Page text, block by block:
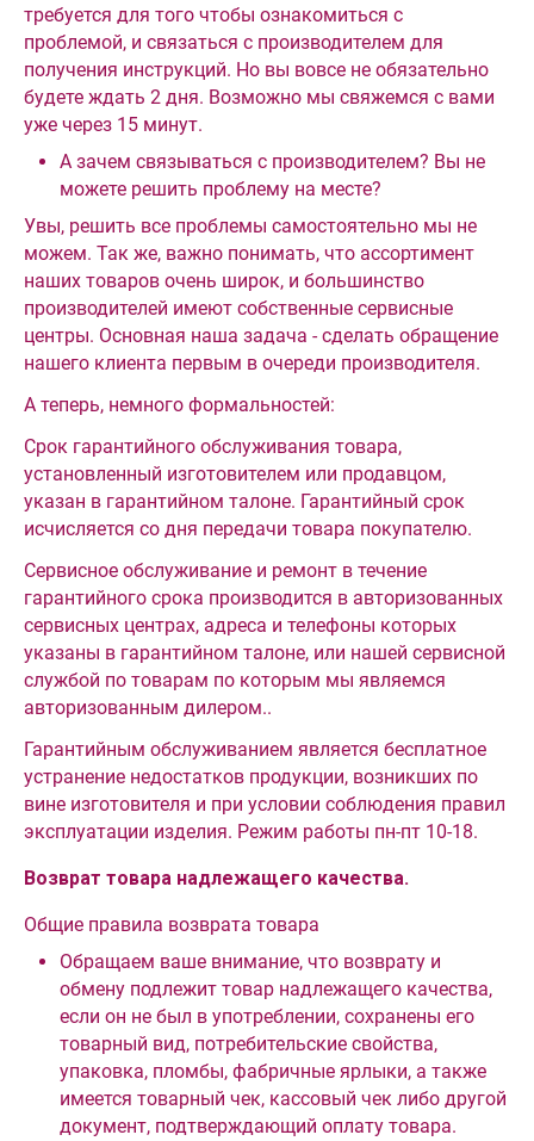
требуется для того чтобы ознакомиться с
проблемой, и связаться с производителем для
получения инструкций. Но вы вовсе не обязательно
будете ждать 2 дня. Возможно мы свяжемся с вами
уже через 15 минут.
А зачем связываться с производителем? Вы не
можете решить проблему на месте?
Увы, решить все проблемы самостоятельно мы не
можем. Так же, важно понимать, что ассортимент
наших товаров очень широк, и большинство
производителей имеют собственные сервисные
центры. Основная наша задача - сделать обращение
нашего клиента первым в очереди производителя.
А теперь, немного формальностей:
Срок гарантийного обслуживания товара,
установленный изготовителем или продавцом,
указан в гарантийном талоне. Гарантийный срок
исчисляется со дня передачи товара покупателю.
Сервисное обслуживание и ремонт в течение
гарантийного срока производится в авторизованных
сервисных центрах, адреса и телефоны которых
указаны в гарантийном талоне, или нашей сервисной
службой по товарам по которым мы являемся
авторизованным дилером..
Гарантийным обслуживанием является бесплатное
устранение недостатков продукции, возникших по
вине изготовителя и при условии соблюдения правил
эксплуатации изделия. Режим работы пн-пт 10-18.
Возврат товара надлежащего качества.
Общие правила возврата товара
Обращаем ваше внимание, что возврату и
обмену подлежит товар надлежащего качества,
если он не был в употреблении, сохранены его
товарный вид, потребительские свойства,
упаковка, пломбы, фабричные ярлыки, а также
имеется товарный чек, кассовый чек либо другой
документ, подтверждающий оплату товара.